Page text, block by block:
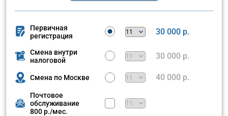
Первичная
регистрация
30 000 р.
Смена внутри
налоговой
30 000 р.
Смена по Москве 40 000 р.
Почтовое
обслуживание
800 р./мес.